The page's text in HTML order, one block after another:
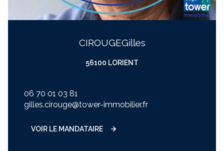
CIROUGE gilles
56100 LORIENT
06 70 01 03 81
gilles.cirouge@tower-immobilier.fr
VOIR LE MANDATAIRE